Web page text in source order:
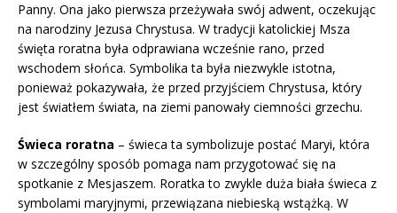
Panny. Ona jako pierwsza przeżywała swój adwent, oczekując
na narodziny Jezusa Chrystusa. W tradycji katolickiej Msza
święta roratna była odprawiana wcześnie rano, przed
wschodem słońca. Symbolika ta była niezwykle istotna,
ponieważ pokazywała, że przed przyjściem Chrystusa, który
jest światłem świata, na ziemi panowały ciemności grzechu.
Świeca roratna – świeca ta symbolizuje postać Maryi, która
w szczególny sposób pomaga nam przygotować się na
spotkanie z Mesjaszem. Roratka to zwykle duża biała świeca z
symbolami maryjnymi, przewiązana niebieską wstążką. W